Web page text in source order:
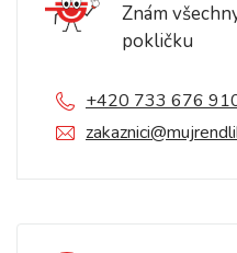
Znám
pokličku
+420 733 676